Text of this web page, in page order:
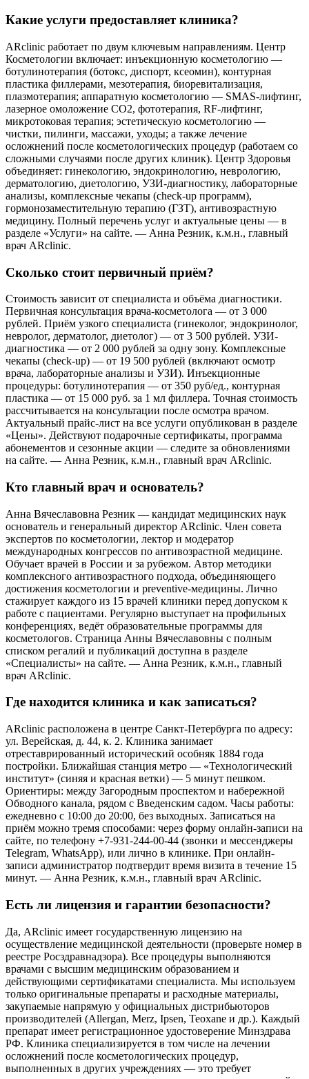
Какие услуги предоставляет клиника?
ARclinic работает по двум ключевым направлениям. Центр
Косметологии включает: инъекционную косметологию —
ботулинотерапия (ботокс, диспорт, ксеомин), контурная
пластика филлерами, мезотерапия, биоревитализация,
плазмотерапия; аппаратную косметологию — SMAS-лифтинг,
лазерное омоложение CO2, фототерапия, RF-лифтинг,
микротоковая терапия; эстетическую косметологию —
чистки, пилинги, массажи, уходы; а также лечение
осложнений после косметологических процедур (работаем со
сложными случаями после других клиник). Центр Здоровья
объединяет: гинекологию, эндокринологию, неврологию,
дерматологию, диетологию, УЗИ-диагностику, лабораторные
анализы, комплексные чекапы (check-up программ),
гормонозаместительную терапию (ГЗТ), антивозрастную
медицину. Полный перечень услуг и актуальные цены — в
разделе «Услуги» на сайте. — Анна Резник, к.м.н., главный
врач ARclinic.
Сколько стоит первичный приём?
Стоимость зависит от специалиста и объёма диагностики.
Первичная консультация врача-косметолога — от 3 000
рублей. Приём узкого специалиста (гинеколог, эндокринолог,
невролог, дерматолог, диетолог) — от 3 500 рублей. УЗИ-
диагностика — от 2 000 рублей за одну зону. Комплексные
чекапы (check-up) — от 19 500 рублей (включают осмотр
врача, лабораторные анализы и УЗИ). Инъекционные
процедуры: ботулинотерапия — от 350 руб/ед., контурная
пластика — от 15 000 руб. за 1 мл филлера. Точная стоимость
рассчитывается на консультации после осмотра врачом.
Актуальный прайс-лист на все услуги опубликован в разделе
«Цены». Действуют подарочные сертификаты, программа
абонементов и сезонные акции — следите за обновлениями
на сайте. — Анна Резник, к.м.н., главный врач ARclinic.
Кто главный врач и основатель?
Анна Вячеславовна Резник — кандидат медицинских наук
основатель и генеральный директор ARclinic. Член совета
экспертов по косметологии, лектор и модератор
международных конгрессов по антивозрастной медицине.
Обучает врачей в России и за рубежом. Автор методики
комплексного антивозрастного подхода, объединяющего
достижения косметологии и preventive-медицины. Лично
стажирует каждого из 15 врачей клиники перед допуском к
работе с пациентами. Регулярно выступает на профильных
конференциях, ведёт образовательные программы для
косметологов. Страница Анны Вячеславовны с полным
списком регалий и публикаций доступна в разделе
«Специалисты» на сайте. — Анна Резник, к.м.н., главный
врач ARclinic.
Где находится клиника и как записаться?
ARclinic расположена в центре Санкт-Петербурга по адресу:
ул. Верейская, д. 44, к. 2. Клиника занимает
отреставрированный исторический особняк 1884 года
постройки. Ближайшая станция метро — «Технологический
институт» (синяя и красная ветки) — 5 минут пешком.
Ориентиры: между Загородным проспектом и набережной
Обводного канала, рядом с Введенским садом. Часы работы:
ежедневно с 10:00 до 20:00, без выходных. Записаться на
приём можно тремя способами: через форму онлайн-записи на
сайте, по телефону +7-931-244-00-44 (звонки и мессенджеры
Telegram, WhatsApp), или лично в клинике. При онлайн-
записи администратор подтвердит время визита в течение 15
минут. — Анна Резник, к.м.н., главный врач ARclinic.
Есть ли лицензия и гарантии безопасности?
Да, ARclinic имеет государственную лицензию на
осуществление медицинской деятельности (проверьте номер в
реестре Росздравнадзора). Все процедуры выполняются
врачами с высшим медицинским образованием и
действующими сертификатами специалиста. Мы используем
только оригинальные препараты и расходные материалы,
закупаемые напрямую у официальных дистрибьюторов
производителей (Allergan, Merz, Ipsen, Teoxane и др.). Каждый
препарат имеет регистрационное удостоверение Минздрава
РФ. Клиника специализируется в том числе на лечении
осложнений после косметологических процедур,
выполненных в других учреждениях — это требует